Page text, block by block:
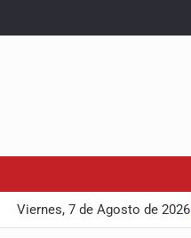
Viernes, 7 de Agosto de 2026